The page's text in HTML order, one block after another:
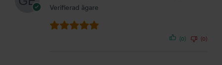
Verifierad ägare
(0) (0)